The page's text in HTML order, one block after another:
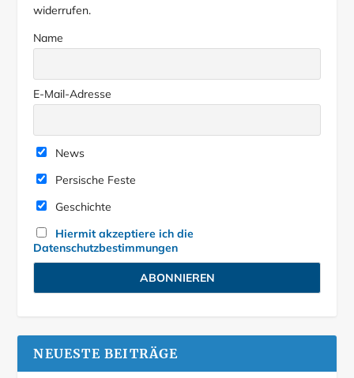
widerrufen.
Name
E-Mail-Adresse
News
Persische Feste
Geschichte
Hiermit akzeptiere ich die
Datenschutzbestimmungen
NEUESTE BEITRÄGE